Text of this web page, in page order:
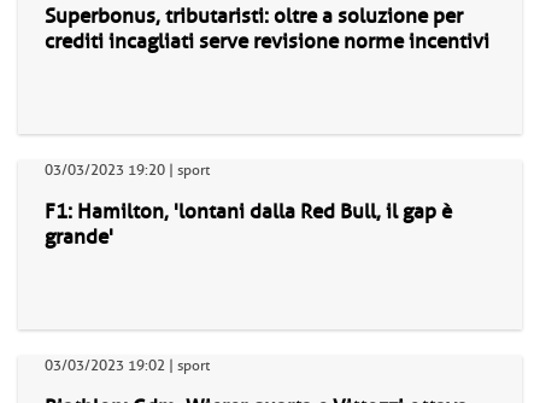
Superbonus, tributaristi: oltre a soluzione per
crediti incagliati serve revisione norme incentivi
03/03/2023 19:20 | sport
F1: Hamilton, 'lontani dalla Red Bull, il gap è
grande'
03/03/2023 19:02 | sport